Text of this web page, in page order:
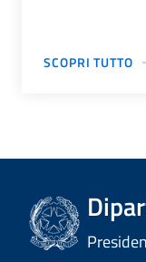
SCOPRI TUTTO